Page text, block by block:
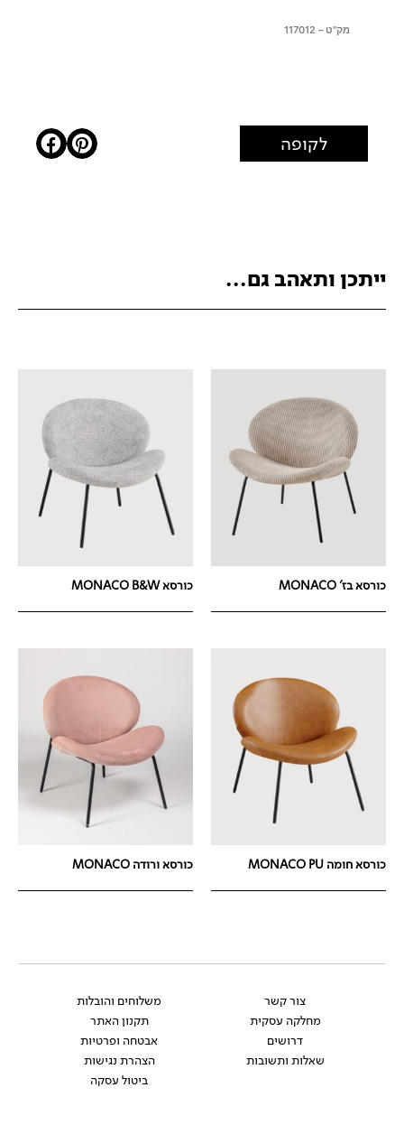
מק"ט – 117012
לקופה
ייתכן ותאהב גם...
כורסא בז' MONACO כורסא MONACO B&W
כורסא חומה MONACO PU כורסא ורודה MONACO
צור קשר
מחלקה עסקית
דרושים
שאלות ותשובות
משלוחים והובלות
תקנון האתר
אבטחה ופרטיות
הצהרת נגישות
ביטול עסקה